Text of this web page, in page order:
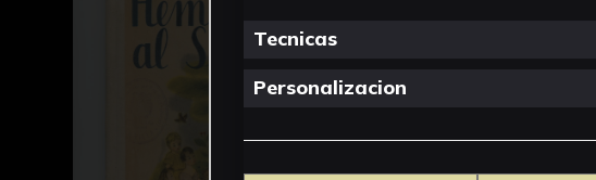
Tecnicas
Personalizacion